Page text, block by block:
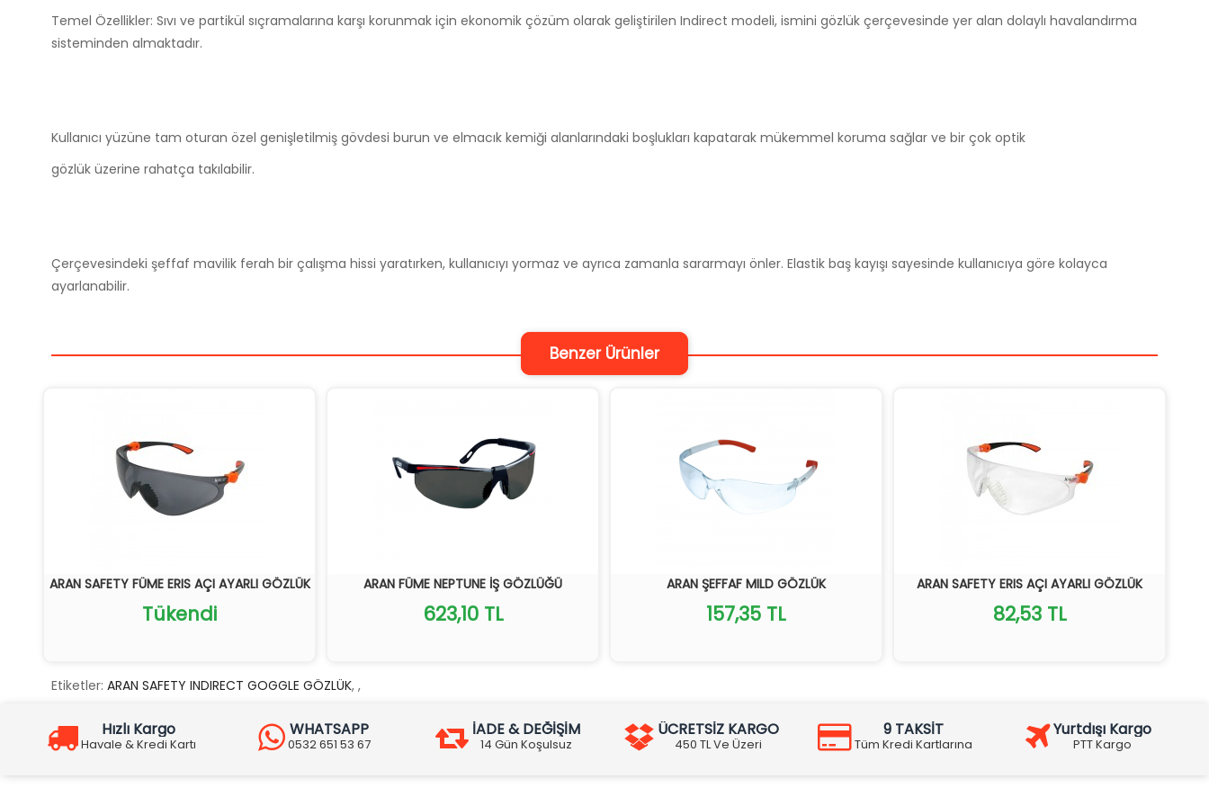
Temel Özellikler: Sıvı ve partikül sıçramalarına karşı korunmak için ekonomik çözüm olarak geliştirilen Indirect modeli, ismini gözlük çerçevesinde yer alan dolaylı havalandırma
sisteminden almaktadır.
Kullanıcı yüzüne tam oturan özel genişletilmiş gövdesi burun ve elmacık kemiği alanlarındaki boşlukları kapatarak mükemmel koruma sağlar ve bir çok optik
gözlük üzerine rahatça takılabilir.
Çerçevesindeki şeffaf mavilik ferah bir çalışma hissi yaratırken, kullanıcıyı yormaz ve ayrıca zamanla sararmayı önler. Elastik baş kayışı sayesinde kullanıcıya göre kolayca
ayarlanabilir.
Benzer Ürünler
ARAN SAFETY FÜME ERIS AÇI AYARLI GÖZLÜK
Tükendi
ARAN FÜME NEPTUNE İŞ GÖZLÜĞÜ
623,10 TL
ARAN ŞEFFAF MILD GÖZLÜK
157,35 TL
ARAN SAFETY ERIS AÇI AYARLI GÖZLÜK
82,53 TL
Etiketler: ARAN SAFETY INDIRECT GOGGLE GÖZLÜK, ,
Hızlı Kargo
Havale & Kredi Kartı
WHATSAPP
0532 651 53 67
İADE & DEĞİŞİM
14 Gün Koşulsuz
ÜCRETSİZ KARGO
450 TL Ve Üzeri
9 TAKSİT
Tüm Kredi Kartlarına
Yurtdışı Kargo
PTT Kargo